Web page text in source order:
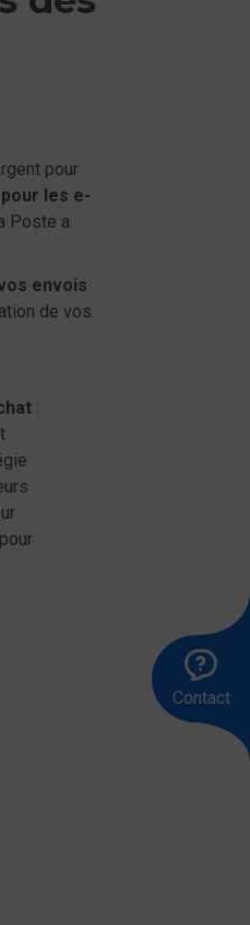
Contact83
pour
les e-
Poste a
envois
de vos
: